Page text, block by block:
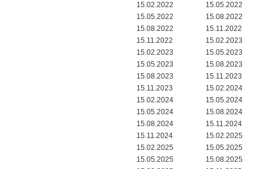
15.02.2022
15.05.2022
15.05.2022
15.08.2022
15.08.2022
15.11.2022
15.11.2022
15.02.2023
15.02.2023
15.05.2023
15.05.2023
15.08.2023
15.08.2023
15.11.2023
15.11.2023
15.02.2024
15.02.2024
15.05.2024
15.05.2024
15.08.2024
15.08.2024
15.11.2024
15.11.2024
15.02.2025
15.02.2025
15.05.2025
15.05.2025
15.08.2025